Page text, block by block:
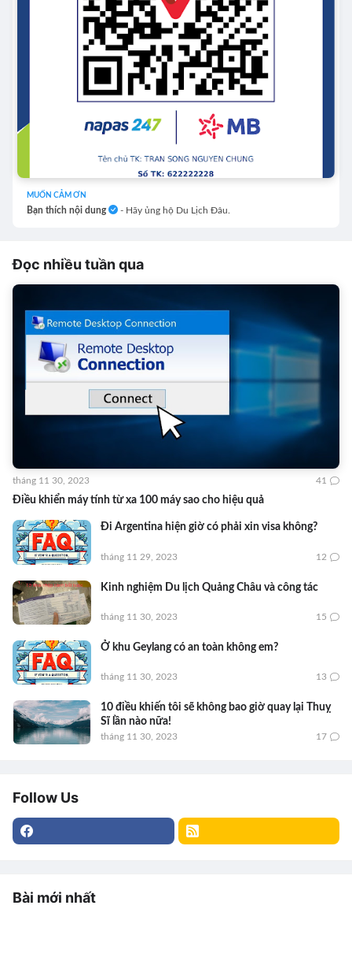
MUỐN CẢM ƠN
Bạn thích nội dung - Hãy ủng hộ Du Lịch Đâu.
Đọc nhiều tuần qua
Điều khiển máy tính từ xa 100 máy sao cho hiệu quả
tháng 11 30, 2023 41
Đi Argentina hiện giờ có phải xin visa không?
tháng 11 29, 2023 12
Kinh nghiệm Du lịch Quảng Châu và công tác
tháng 11 30, 2023 15
Ở khu Geylang có an toàn không em?
tháng 11 30, 2023 13
10 điều khiến tôi sẽ không bao giờ quay lại Thuỵ
Sĩ lần nào nữa!
tháng 11 30, 2023 17
Follow Us
Bài mới nhất